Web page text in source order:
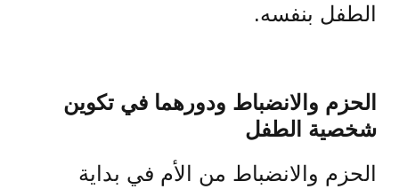
الطفل بنفسه.
الحزم والانضباط ودورهما في تكوين
شخصية الطفل
الحزم والانضباط من الأم في بداية